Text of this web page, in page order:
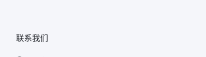
联系我们